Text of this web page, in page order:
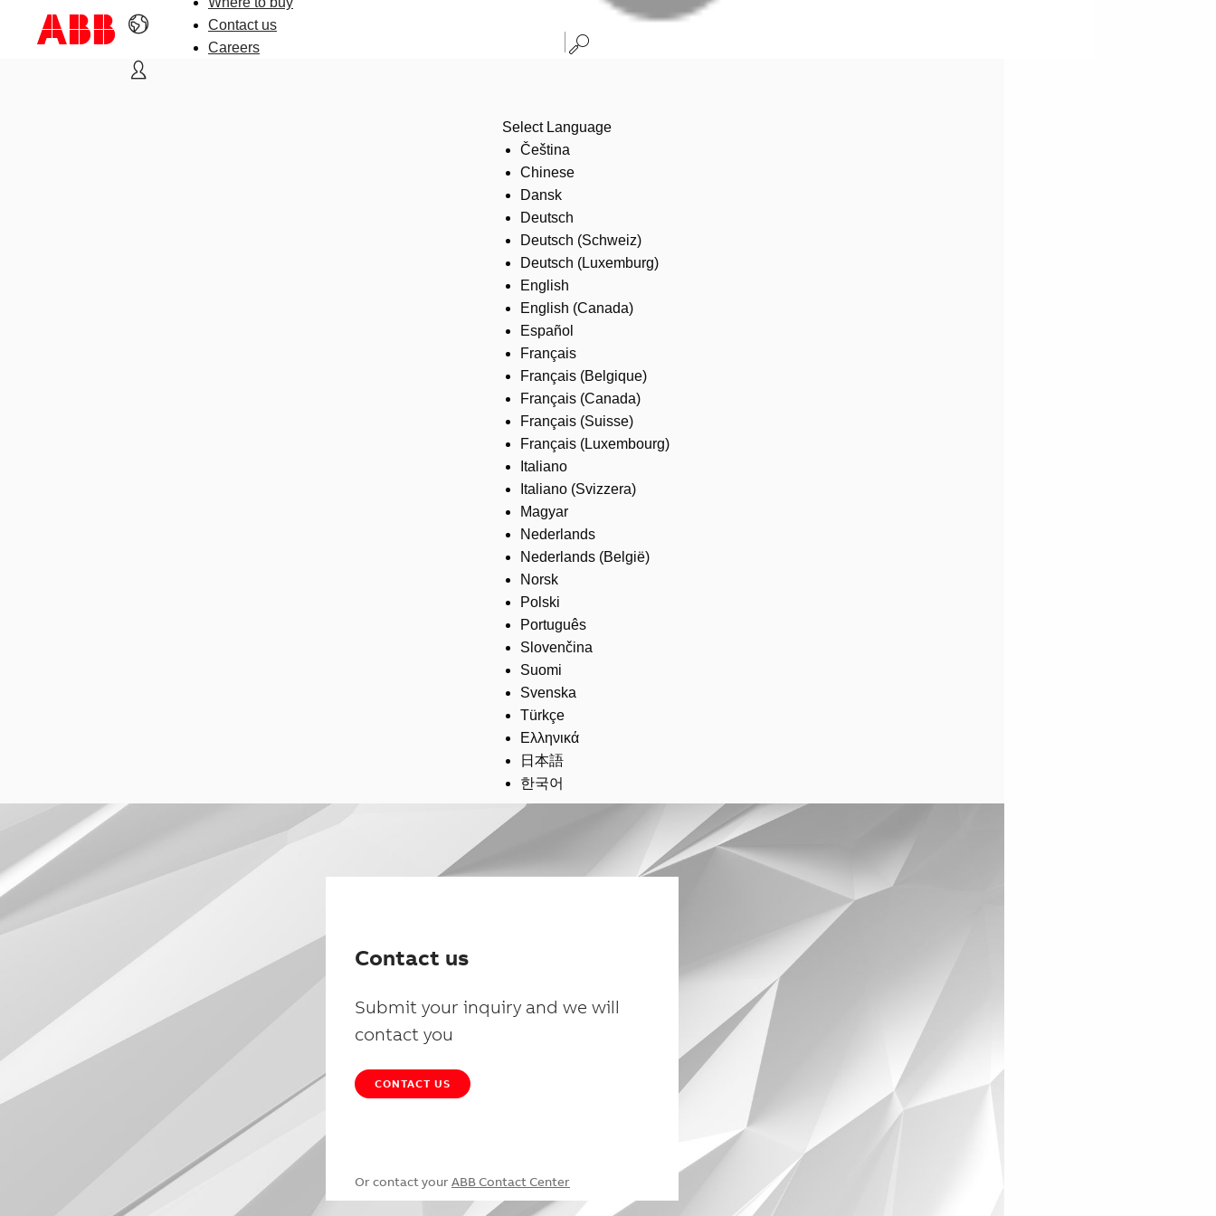
Contact us
Careers
Select Language
Čeština
Chinese
Dansk
Deutsch
Deutsch (Schweiz)
Deutsch (Luxemburg)
English
English (Canada)
Español
Français
Français (Belgique)
Français (Canada)
Français (Suisse)
Français (Luxembourg)
Italiano
Italiano (Svizzera)
Magyar
Nederlands
Nederlands (België)
Norsk
Polski
Português
Slovenčina
Suomi
Svenska
Türkçe
Ελληνικά
日本語
한국어
Contact us
Submit your inquiry and we will
contact you
CONTACT US
Or contact your ABB Contact Center